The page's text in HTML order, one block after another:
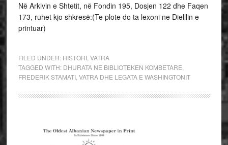
Në Arkivin e Shtetit, në Fondin 195, Dosjen 122 dhe Faqen
173, ruhet kjo shkresë:(Te plote do ta lexoni ne Dielllin e
printuar)
FILED UNDER: HISTORI, VATRA
TAGGED WITH: DHURATA NE BIBLIOTEKEN KOMBETARE
FREDERIK STAMATI, VATRA DHE LEGATA E WASHINGTONIT